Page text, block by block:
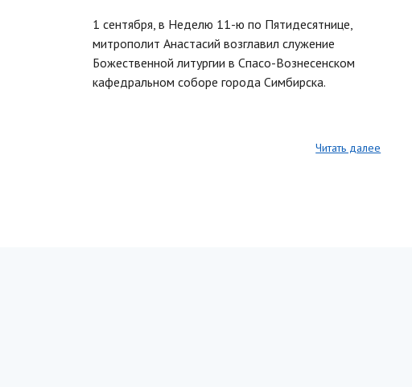
1 сентября, в Неделю 11-ю по Пятидесятнице,
митрополит Анастасий возглавил служение
Божественной литургии в Спасо-Вознесенском
кафедральном соборе города Симбирска.
Читать далее